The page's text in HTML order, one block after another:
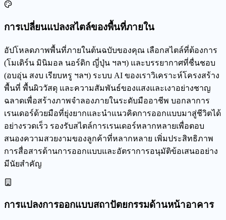
การเปลี่ยนแปลงสไตล์ของพื้นที่ภายใน
อัปโหลดภาพพื้นที่ภายในต้นฉบับของคุณ เลือกสไตล์ที่ต้องการ
(โมเดิร์น มินิมอล นอร์ดิก ญี่ปุ่น ฯลฯ) และบรรยากาศที่ชื่นชอบ
(อบอุ่น สงบ เรียบหรู ฯลฯ) ระบบ AI ของเราวิเคราะห์โครงสร้าง
พื้นที่ พื้นผิววัสดุ และความสัมพันธ์ของแสงและเงาอย่างชาญ
ฉลาดเพื่อสร้างภาพจำลองภายในระดับมืออาชีพ บอกลาการ
เรนเดอร์ด้วยมือที่ยุ่งยากและนำแนวคิดการออกแบบมาสู่ชีวิตได้
อย่างรวดเร็ว รองรับสไตล์การเรนเดอร์หลากหลายเพื่อตอบ
สนองความสวยงามของลูกค้าที่หลากหลาย เพิ่มประสิทธิภาพ
การสื่อสารด้านการออกแบบและอัตราการอนุมัติข้อเสนออย่าง
มีนัยสำคัญ
การแปลงการออกแบบสถาปัตยกรรมด้านหน้าอาคาร